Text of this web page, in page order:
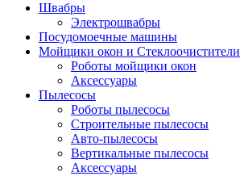
Швабры
Электрошвабры
Посудомоечные машины
Мойщики окон и Стеклоочистители
Роботы мойщики окон
Аксессуары
Пылесосы
Роботы пылесосы
Строительные пылесосы
Авто-пылесосы
Вертикальные пылесосы
Аксессуары